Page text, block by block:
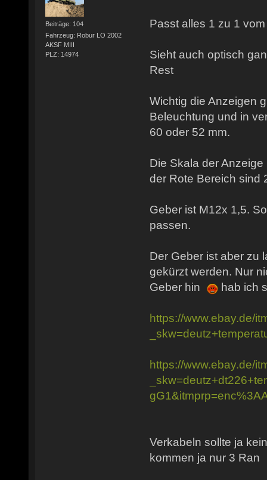
Beiträge: 104
Fahrzeug: Robur LO 2002
AKSF MIII
PLZ: 14974
Passt alles 1 zu 1
Sieht auch optisch
Rest
Wichtig die Anzeigen
Beleuchtung und in
60 oder 52 mm.
Die Skala der
der Rote Bereich sind
Geber ist M12x 1,5.
passen.
Der Geber ist aber zu
gekürzt werden. Nur
Geber hin
hab ich
https://www.ebay.de/
https://www.ebay.de/
Verkabeln sollte ja
kommen ja nur 3 Ran